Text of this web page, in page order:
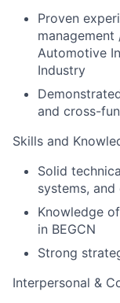
Proven
Automotive
Industry
and cross-
Skills and
Solid
systems,
Knowledge
in BEGCN
Strong
Interpersonal &